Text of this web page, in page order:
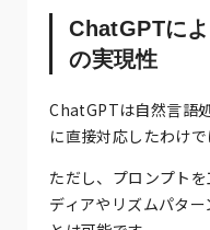
ChatGPTに
の実現性
ChatGPTは自然言語
に直接対応したわけで
ただし、プロンプト
ディアやリズムパタ